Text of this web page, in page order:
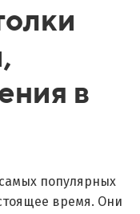
в
популярных
время. Они